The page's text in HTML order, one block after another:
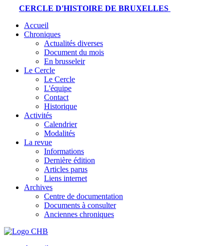
CERCLE D'HISTOIRE DE BRUXELLES
Accueil
Chroniques
Actualités diverses
Document du mois
En brusseleir
Le Cercle
Le Cercle
L'équipe
Contact
Historique
Activités
Calendrier
Modalités
La revue
Informations
Dernière édition
Articles parus
Liens internet
Archives
Centre de documentation
Documents à consulter
Anciennes chroniques